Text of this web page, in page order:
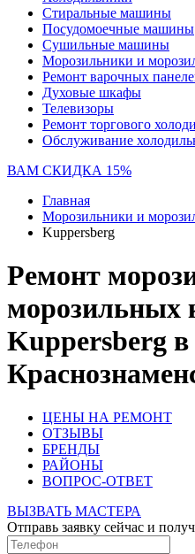
Стиральные машины
Посудомоечные машины
Сушильные машины
Морозильники и
Ремонт варочных
Духовые шкафы
Телевизоры
Ремонт торгового
Обслуживание
ВАМ СКИДКА 15%
Главная
Морозильники и
Kuppersberg
Ремонт
морозильных
Kuppersberg в
ЦЕНЫ НА РЕМОНТ
ОТЗЫВЫ
БРЕНДЫ
РАЙОНЫ
ВОПРОС-ОТВЕТ
ВЫЗВАТЬ МАСТЕРА
Отправь заявку сейчас и